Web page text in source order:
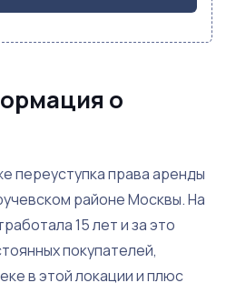
о
переуступка права аренды
районе Москвы. На
15 лет и за это
покупателей,
в этой локации и плюс